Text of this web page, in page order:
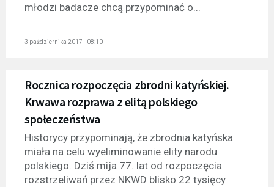
młodzi badacze chcą przypominać o...
3 października 2017 - 08:10
Rocznica rozpoczęcia zbrodni katyńskiej.
Krwawa rozprawa z elitą polskiego
społeczeństwa
Historycy przypominają, że zbrodnia katyńska
miała na celu wyeliminowanie elity narodu
polskiego. Dziś mija 77. lat od rozpoczęcia
rozstrzeliwań przez NKWD blisko 22 tysięcy